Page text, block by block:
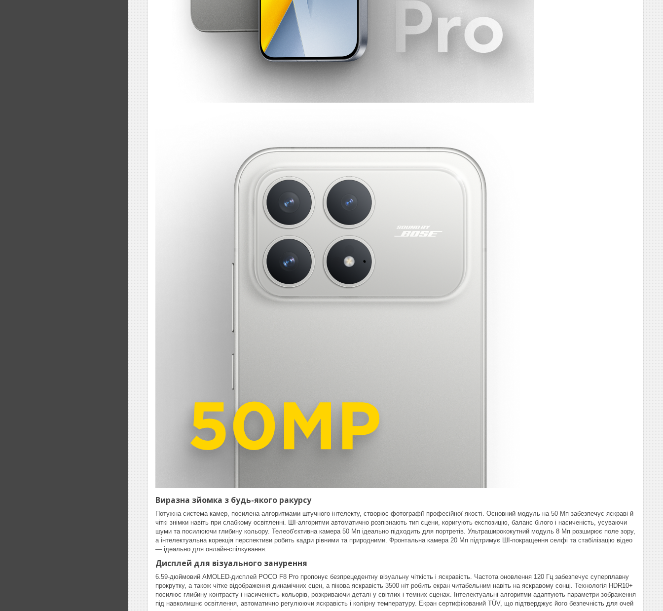
Виразна зйомка з будь-якого ракурсу
Потужна система камер, посилена алгоритмами штучного інтелекту, створює фотографії професійної якості. Основний модуль на 50 Мп забезпечує яскраві й
чіткі знімки навіть при слабкому освітленні. ШІ-алгоритми автоматично розпізнають тип сцени, коригують експозицію, баланс білого і насиченість, усуваючи
шуми та посилюючи глибину кольору. Телеоб'єктивна камера 50 Мп ідеально підходить для портретів. Ультраширококутний модуль 8 Мп розширює поле зору,
а інтелектуальна корекція перспективи робить кадри рівними та природними. Фронтальна камера 20 Мп підтримує ШІ-покращення селфі та стабілізацію відео
— ідеально для онлайн-спілкування.
Дисплей для візуального занурення
6.59-дюймовий AMOLED-дисплей POCO F8 Pro пропонує безпрецедентну візуальну чіткість і яскравість. Частота оновлення 120 Гц забезпечує суперплавну
прокрутку, а також чітке відображення динамічних сцен, а пікова яскравість 3500 ніт робить екран читабельним навіть на яскравому сонці. Технологія HDR10+
посилює глибину контрасту і насиченість кольорів, розкриваючи деталі у світлих і темних сценах. Інтелектуальні алгоритми адаптують параметри зображення
під навколишнє освітлення, автоматично регулюючи яскравість і колірну температуру. Екран сертифікований TÜV, що підтверджує його безпечність для очей